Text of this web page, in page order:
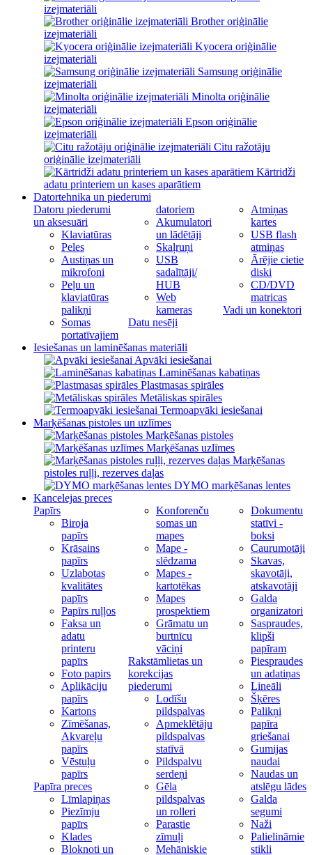
izejmateriāli
Brother oriģinālie
izejmateriāli
Kyocera oriģinālie
izejmateriāli
Samsung oriģinālie
izejmateriāli
Minolta oriģinālie
izejmateriāli
Epson oriģinālie
izejmateriāli
Citu ražotāju
oriģinālie izejmateriāli
Kārtridži
adatu printeriem un kases aparātiem
Datortehnika un piederumi
Datoru piederumi
un aksesuāri
Klaviatūras
Peles
Austiņas un
mikrofoni
Peļu un
klaviatūras
palikņi
Somas
portatīvajiem
datoriem
Akumulatori
un lādētāji
Skaļruņi
USB
sadalītāji/
HUB
Web
kameras
Datu nesēji
Atmiņas
kartes
USB flash
atmiņas
Ārējie cietie
diski
CD/DVD
matricas
Vadi un konektori
Iesiešanas un laminēšanas materiāli
Apvāki iesiešanai
Laminēšanas kabatiņas
Plastmasas spirāles
Metāliskas spirāles
Termoapvāki iesiešanai
Marķēšanas pistoles un uzlīmes
Marķēšanas pistoles
Marķēšanas uzlīmes
Marķēšanas
pistoles ruļļi, rezerves daļas
DYMO marķēšanas lentes
Kancelejas preces
Papīrs
Biroja
papīrs
Krāsains
papīrs
Uzlabotas
kvalitātes
papīrs
Papīrs ruļļos
Faksa un
adatu
printeru
papīrs
Foto papirs
Aplikāciju
papīrs
Kartons
Zīmēšanas,
Akvareļu
papīrs
Vēstuļu
papīrs
Papīra preces
Līmlapiņas
Piezīmju
papīrs
Klades
Bloknoti un
Konforenču
somas un
mapes
Mape -
slēdzama
Mapes -
kartotēkas
Mapes
prospektiem
Grāmatu un
burtnīcu
vāciņi
Rakstāmlietas un
korekcijas
piederumi
Lodīšu
pildspalvas
Apmeklētāju
pildspalvas
statīvā
Pildspalvu
serdeņi
Gēla
pildspalvas
un rolleri
Parastie
zīmuļi
Mehāniskie
Dokumentu
statīvi -
boksi
Caurumotāji
Skavas,
skavotāji,
atskavotāji
Galda
organizatori
Saspraudes,
klipši
papīram
Piespraudes
un adatiņas
Lineāli
Šķēres
Palikņi
papīra
griešanai
Gumijas
naudai
Naudas un
atslēgu lādes
Galda
segumi
Naži
Palielināmie
stikli